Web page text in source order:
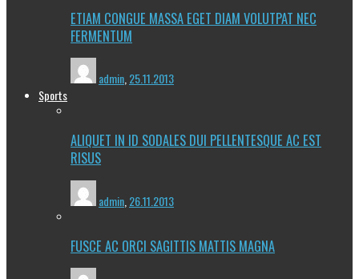
ETIAM CONGUE MASSA EGET DIAM VOLUTPAT NEC
FERMENTUM
admin 25.11.2013
Sports
ALIQUET IN ID SODALES DUI PELLENTESQUE AC EST
RISUS
admin 26.11.2013
FUSCE AC ORCI SAGITTIS MATTIS MAGNA